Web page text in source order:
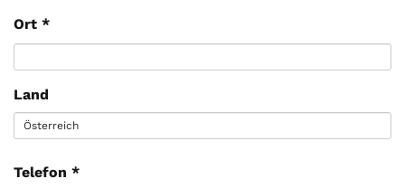
Ort *
Land
Telefon *